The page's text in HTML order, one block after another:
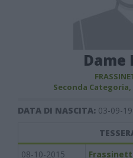
Dame
Seconda
DATA DI NASCITA: 03-09-
08-10-2015